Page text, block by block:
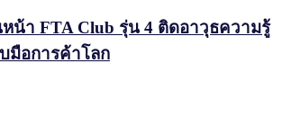
นหน้า FTA Club รุ่น 4 ติดอาวุธความรู้
มือการค้าโลก